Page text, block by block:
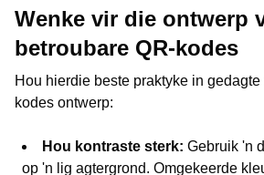
Wenke vir die ontwerp
betroubare QR-kodes
Hou hierdie beste praktyke in
kodes ontwerp:
Hou kontraste sterk: Gebruik 'n
op 'n lig agtergrond. Omgekeerde